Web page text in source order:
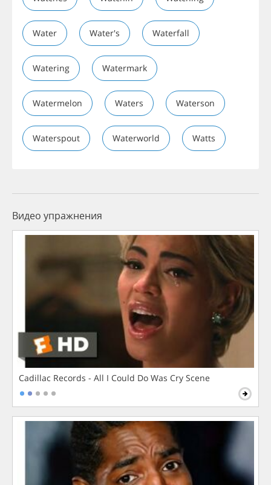
Water Water's Waterfall
Watering Watermark
Watermelon Waters Waterson
Waterspout Waterworld Watts
Видео упражнения
Cadillac Records - All I Could Do Was Cry Scene